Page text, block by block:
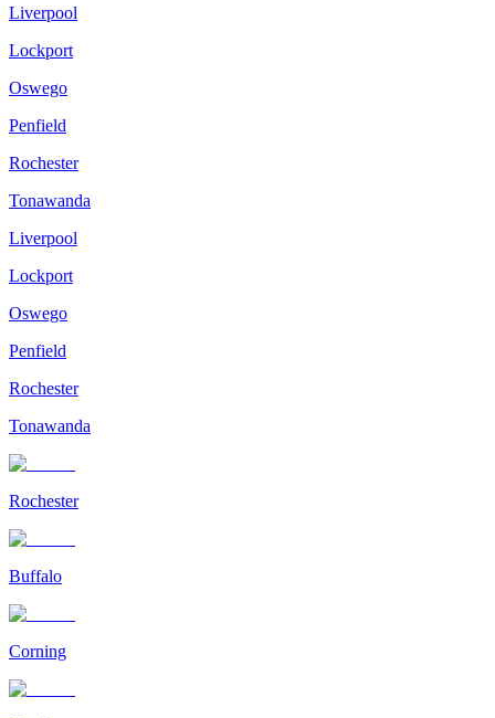
Liverpool
Lockport
Oswego
Penfield
Rochester
Tonawanda
Liverpool
Lockport
Oswego
Penfield
Rochester
Tonawanda
Rochester
Buffalo
Corning